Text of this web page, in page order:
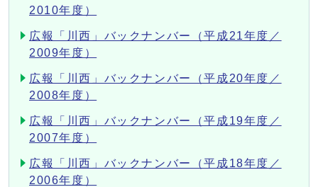
2010年度）
広報「川西」バックナンバー（平成21年度／
2009年度）
広報「川西」バックナンバー（平成20年度／
2008年度）
広報「川西」バックナンバー（平成19年度／
2007年度）
広報「川西」バックナンバー（平成18年度／
2006年度）